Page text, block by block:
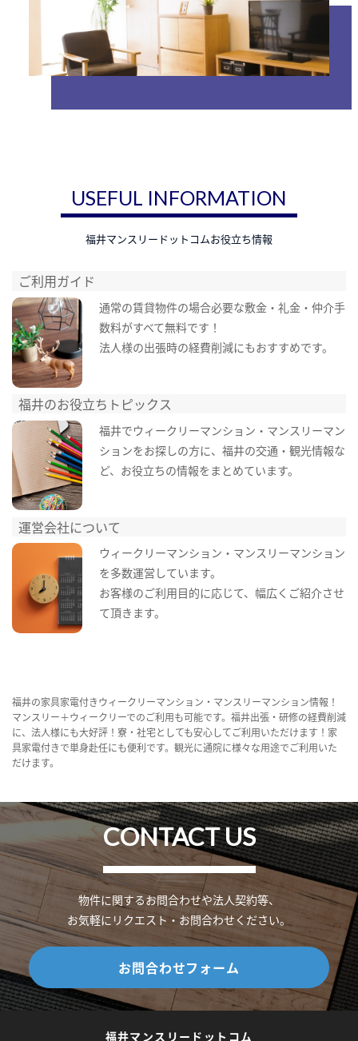
USEFUL INFORMATION
福井マンスリードットコムお役立ち情報
ご利用ガイド
通常の賃貸物件の場合必要な敷金・礼金・仲介手
数料がすべて無料です！
法人様の出張時の経費削減にもおすすめです。
福井のお役立ちトピックス
福井でウィークリーマンション・マンスリーマン
ションをお探しの方に、福井の交通・観光情報な
ど、お役立ちの情報をまとめています。
運営会社について
ウィークリーマンション・マンスリーマンション
を多数運営しています。
お客様のご利用目的に応じて、幅広くご紹介させ
て頂きます。
福井の家具家電付きウィークリーマンション・マンスリーマンション情報！
マンスリー＋ウィークリーでのご利用も可能です。福井出張・研修の経費削減
に、法人様にも大好評！寮・社宅としても安心してご利用いただけます！家
具家電付きで単身赴任にも便利です。観光に通院に様々な用途でご利用いた
だけます。
CONTACT US
物件に関するお問合わせや法人契約等、
お気軽にリクエスト・お問合わせください。
お問合わせフォーム
福井マンスリードットコム